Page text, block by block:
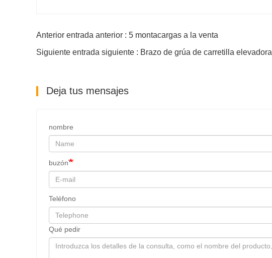
Anterior entrada anterior : 5 montacargas a la venta
Siguiente entrada siguiente : Brazo de grúa de carretilla elevadora
Deja tus mensajes
nombre
buzón
Teléfono
Qué pedir